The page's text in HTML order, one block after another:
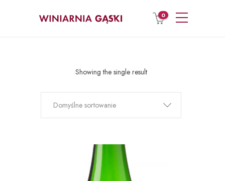
0
Showing the single result
Domyślne sortowanie